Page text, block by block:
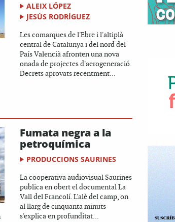
ALEIX LÓPEZ
JESÚS RODRÍGUEZ
Les comarques de l'Ebre i l'altiplà
central de Catalunya i del nord del
País Valencià afronten una nova
onada de projectes d'aerogeneració.
Decrets aprovats recentment...
Fumata negra a la
petroquímica
PRODUCCIONS SAURINES
La cooperativa audiovisual Saurines
publica en obert el documental La
Vall del Francolí. L'alè del camp, on
al llarg de cinquanta minuts
s'explica en profunditat...